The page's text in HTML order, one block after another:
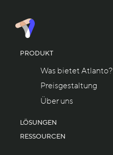
PRODUKT
Was bietet Atlanto?
Preisgestaltung
Über uns
LÖSUNGEN
RESSOURCEN